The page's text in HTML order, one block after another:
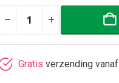
Gratis verzending